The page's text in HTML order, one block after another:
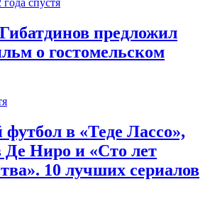
года спустя
предложил
о гостомельском
в «Теде Лассо»,
Де Ниро и «Сто лет
10 лучших сериалов